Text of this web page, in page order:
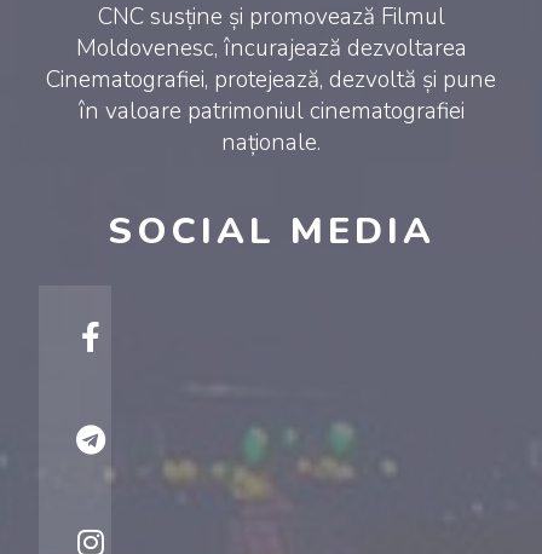
CNC susține și promovează Filmul
Moldovenesc, încurajează dezvoltarea
Cinematografiei, protejează, dezvoltă și pune
în valoare patrimoniul cinematografiei
naționale.
SOCIAL MEDIA